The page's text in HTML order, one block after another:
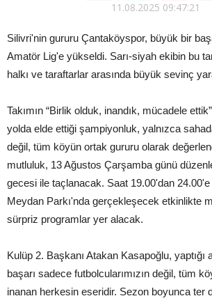
11.08.2025 09:47:21
Silivri'nin gururu Çantaköyspor, büyük bir
Amatör Lig'e yükseldi. Sarı-siyah ekibin bu
halkı ve taraftarlar arasında büyük sevinç
Takımın “Birlik olduk, inandık, mücadele
yolda elde ettiği şampiyonluk, yalnızca
değil, tüm köyün ortak gururu olarak
mutluluk, 13 Ağustos Çarşamba günü
gecesi ile taçlanacak. Saat 19.00'dan
Meydan Parkı'nda gerçekleşecek etkinlikte
sürpriz programlar yer alacak.
Kulüp 2. Başkanı Atakan Kasapoğlu, yaptığı
başarı sadece futbolcularımızın değil, tüm
inanan herkesin eseridir. Sezon boyunca ter